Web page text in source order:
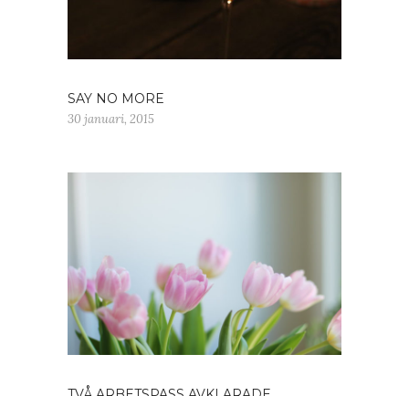
SAY NO MORE
30 januari, 2015